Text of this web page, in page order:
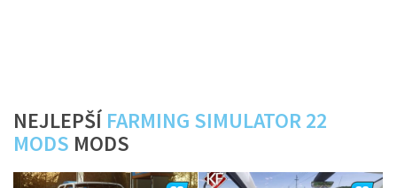
NEJLEPŠÍ FARMING SIMULATOR 22
MODS MODS